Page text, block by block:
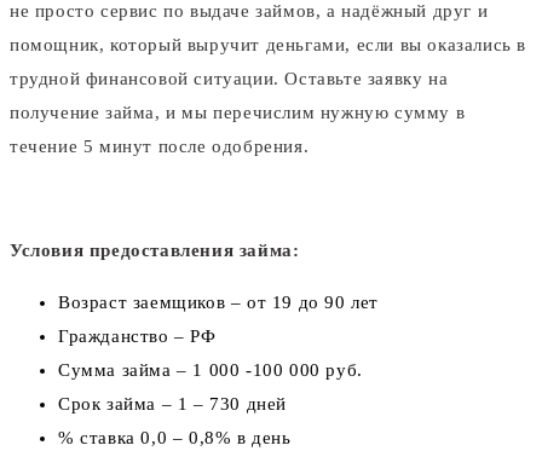
не просто сервис по выдаче займов, а надёжный друг и
помощник, который выручит деньгами, если вы оказались в
трудной финансовой ситуации. Оставьте заявку на
получение займа, и мы перечислим нужную сумму в
течение 5 минут после одобрения.
Условия предоставления займа:
Возраст заемщиков – от 19 до 90 лет
Гражданство – РФ
Сумма займа – 1 000 -100 000 руб.
Срок займа – 1 – 730 дней
% ставка 0,0 – 0,8% в день